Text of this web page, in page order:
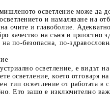
осветление може да
и намаляване на
очите и главоболие.
качество на съня и цялостно
по-безопасна, по-
осветление, е видът
осветление, което отговаря
тип осветление от работата в
Ето защо е изключително